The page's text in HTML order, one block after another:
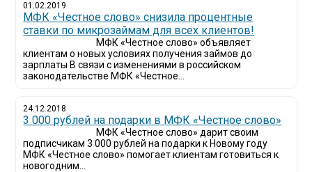
01.02.2019
МФК «Честное слово» снизила процентные
ставки по микрозаймам для всех клиентов!
МФК «Честное слово» объявляет
клиентам о новых условиях получения займов до
зарплаты В связи с изменениями в российском
законодательстве МФК «Честное...
24.12.2018
3 000 рублей на подарки в МФК «Честное слово»
МФК «Честное слово» дарит своим
подписчикам 3 000 рублей на подарки к Новому году
МФК «Честное слово» помогает клиентам готовиться к
новогодним...